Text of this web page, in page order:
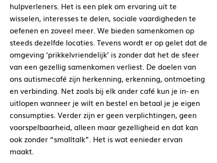
hulpverleners. Het is een plek om ervaring uit te
wisselen, interesses te delen, sociale vaardigheden te
oefenen en zoveel meer. We bieden samenkomen op
steeds dezelfde locaties. Tevens wordt er op gelet dat de
omgeving ‘prikkelvriendelijk’ is zonder dat het de sfeer
van een gezellig samenkomen verliest. De doelen van
ons autismecafé zijn herkenning, erkenning, ontmoeting
en verbinding. Net zoals bij elk ander café kun je in- en
uitlopen wanneer je wilt en bestel en betaal je je eigen
consumpties. Verder zijn er geen verplichtingen, geen
voorspelbaarheid, alleen maar gezelligheid en dat kan
ook zonder “smalltalk”. Het is wat eenieder ervan
maakt.